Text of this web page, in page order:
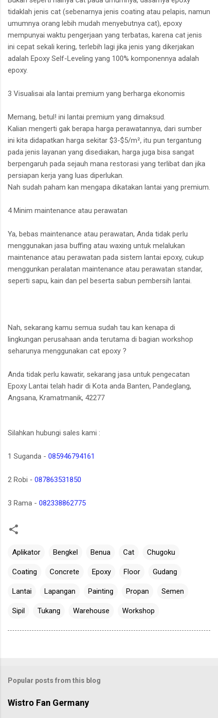
tidaklah jenis cat (sebenarnya jenis coating atau pelapis, namun
umumnya orang lebih mudah menyebutnya cat), epoxy
mempunyai waktu pengerjaan yang terbatas, karena cat jenis
ini cepat sekali kering, terlebih lagi jika jenis yang dikerjakan
adalah Epoxy Self-Leveling yang 100% komponennya adalah
epoxy.
3 Visualisai ala lantai premium yang berharga ekonomis
Memang, betul! ini lantai premium yang dimaksud.
Kalian mengerti gak berapa harga perawatannya, dari sumber
ini kita didapatkan harga sekitar $3-$5/m², itu pun tergantung
pada jenis layanan yang disediakan, harga juga bisa sangat
berpengaruh pada sejauh mana restorasi yang terlibat dan jika
persiapan kerja yang luas diperlukan.
Nah sudah paham kan mengapa dikatakan lantai yang premium.
4 Minim maintenance atau perawatan
Ya, bebas maintenance atau perawatan, Anda tidak perlu
menggunakan jasa buffing atau waxing untuk melalukan
maintenance atau perawatan pada sistem lantai epoxy, cukup
menggunkan peralatan maintenance atau perawatan standar,
seperti sapu, kain dan pel beserta sabun pembersih lantai.
Nah, sekarang kamu semua sudah tau kan kenapa di
lingkungan perusahaan anda terutama di bagian workshop
seharunya menggunakan cat epoxy ?
Anda tidak perlu kawatir, sekarang jasa untuk pengecatan
Epoxy Lantai telah hadir di Kota anda Banten, Pandeglang,
Angsana, Kramatmanik, 42277
Silahkan hubungi sales kami :
1 Suganda - 085946794161
2 Robi - 087863531850
3 Rama - 082338862775
Aplikator Bengkel Benua Cat Chugoku
Coating Concrete Epoxy Floor Gudang
Lantai Lapangan Painting Propan Semen
Sipil Tukang Warehouse Workshop
Popular posts from this blog
Wistro Fan Germany